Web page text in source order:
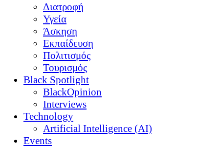
Διατροφή
Υγεία
Άσκηση
Εκπαίδευση
Πολιτισμός
Τουρισμός
Black Spotlight
BlackOpinion
Interviews
Technology
Artificial Intelligence (AI)
Events